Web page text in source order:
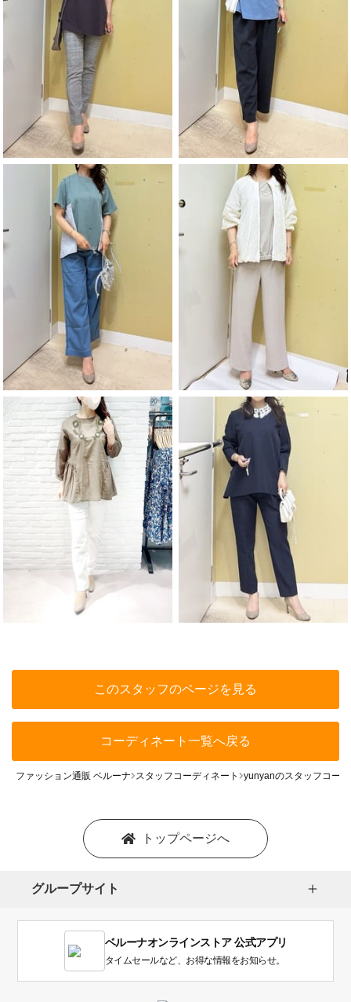
このスタッフのページを見る
コーディネート一覧へ戻る
ファッション通販 ベルーナ スタッフコーディネート yunyanのスタッフコー
トップページへ
グループサイト
ベルーナオンラインストア 公式アプリ
タイムセールなど、お得な情報をお知らせ。